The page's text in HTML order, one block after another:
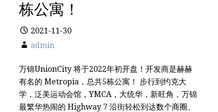
栋公寓！
2021-11-30
admin
万锦UnionCity 将于2022年初开盘！开发商是赫赫
有名的 Metropia，总共5栋公寓！ 步行到约克大
学，泛美运动会馆，YMCA，大统华，新旺角，万锦
最繁华热闹的 Highway 7 沿街轻松到达数个商圈、